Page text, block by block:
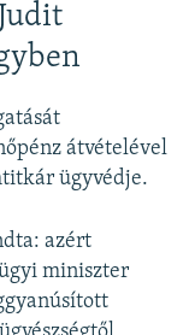
átvételével
ügyvédje.
azért
miniszter